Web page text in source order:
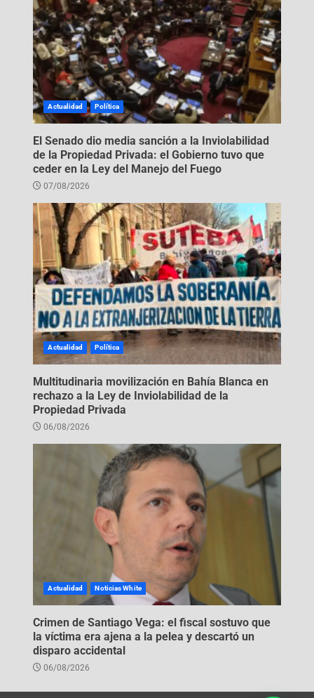
Actualidad Política
El Senado dio media sanción a la Inviolabilidad
de la Propiedad Privada: el Gobierno tuvo que
ceder en la Ley del Manejo del Fuego
07/08/2026
Actualidad Política
Multitudinaria movilización en Bahía Blanca en
rechazo a la Ley de Inviolabilidad de la
Propiedad Privada
06/08/2026
Actualidad Noticias White
Crimen de Santiago Vega: el fiscal sostuvo que
la víctima era ajena a la pelea y descartó un
disparo accidental
06/08/2026